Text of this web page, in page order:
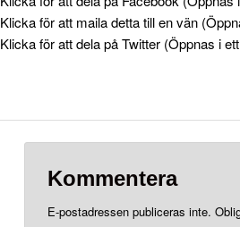
Klicka för att maila detta till en vän
Klicka för att dela på Twitter (Öppnas i
Kommentera
E-postadressen publiceras inte.